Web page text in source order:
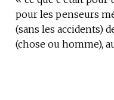
DOMAINE
:
pour les penseurs
(sans les accidents)
(chose ou homme),